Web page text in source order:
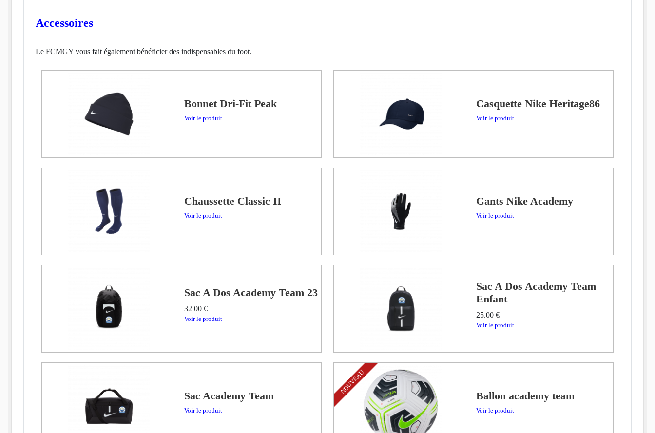
Accessoires
Le FCMGY vous fait également bénéficier des indispensables du foot.
Bonnet Dri-Fit Peak
Voir le produit
Casquette Nike Heritage86
Voir le produit
Chaussette Classic II
Voir le produit
Gants Nike Academy
Voir le produit
Sac A Dos Academy Team 23
32.00 €
Voir le produit
Sac A Dos Academy Team
Enfant
25.00 €
Voir le produit
Sac Academy Team
Voir le produit
Ballon academy team
Voir le produit
NOUVEAU